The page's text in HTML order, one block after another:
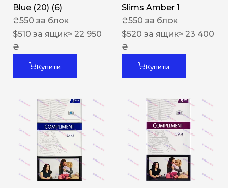
Blue (20) (6)
₴550 за блок
$510 за ящик≈ 22 950
₴
Купити
Slims Amber 1
₴550 за блок
$520 за ящик≈ 23 400
₴
Купити